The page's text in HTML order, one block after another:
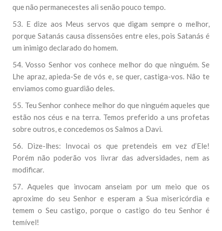
que não permanecestes ali senão pouco tempo.
53. E dize aos Meus servos que digam sempre o melhor,
porque Satanás causa dissensões entre eles, pois Satanás é
um inimigo declarado do homem.
54. Vosso Senhor vos conhece melhor do que ninguém. Se
Lhe apraz, apieda-Se de vós e, se quer, castiga-vos. Não te
enviamos como guardião deles.
55. Teu Senhor conhece melhor do que ninguém aqueles que
estão nos céus e na terra. Temos preferido a uns profetas
sobre outros, e concedemos os Salmos a Davi.
56. Dize-lhes: Invocai os que pretendeis em vez d’Ele!
Porém não poderão vos livrar das adversidades, nem as
modificar.
57. Aqueles que invocam anseiam por um meio que os
aproxime do seu Senhor e esperam a Sua misericórdia e
temem o Seu castigo, porque o castigo do teu Senhor é
temível!